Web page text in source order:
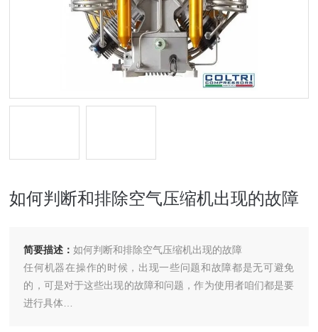
如何判断和排除空气压缩机出现的故障
简要描述：如何判断和排除空气压缩机出现的故障
任何机器在操作的时候，出现一些问题和故障都是无可避免
的，可是对于这些出现的故障和问题，作为使用者咱们都是要
进行具体